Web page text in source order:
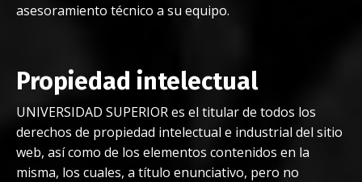
asesoramiento técnico a su equipo.
Propiedad intelectual
UNIVERSIDAD SUPERIOR es el titular de todos los
derechos de propiedad intelectual e industrial del sitio
web, así como de los elementos contenidos en la
misma, los cuales, a título enunciativo, pero no